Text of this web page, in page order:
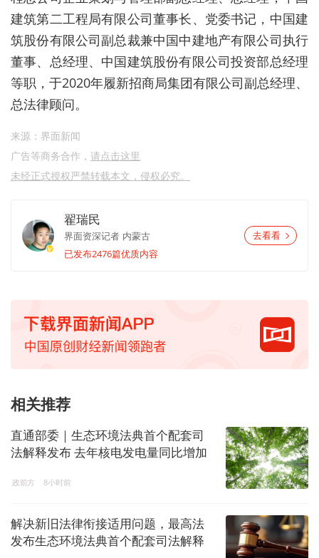
建筑第二工程局有限公司董事长、党委书记，中国建
筑股份有限公司副总裁兼中国中建地产有限公司执行
董事、总经理、中国建筑股份有限公司投资部总经理
等职，于2020年履新招商局集团有限公司副总经理、
总法律顾问。
来源：界面新闻
广告等商务合作， 请点击这里
未经正式授权严禁转载本文，侵权必究。
翟瑞民
界面资深记者 内蒙古
已发布2476篇优质内容
去看看
相关推荐
直通部委｜生态环境法典首个配套司
法解释发布 去年核电发电量同比增加
政前方 8小时前
解决新旧法律衔接适用问题，最高法
发布生态环境法典首个配套司法解释